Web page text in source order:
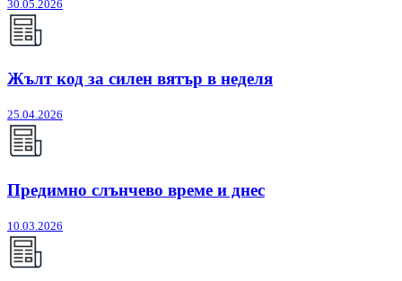
30.05.2026
Жълт код за силен вятър в неделя
25.04.2026
Предимно слънчево време и днес
10.03.2026